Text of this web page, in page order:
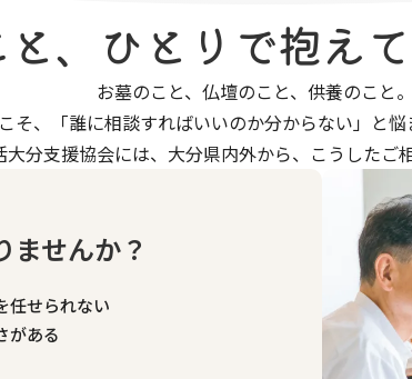
、​ひとりで​抱え
お墓のこと、仏壇のこと、供養のこと。
そ、「誰に相談すればいいのか分からない」と悩
大分支援協会には、大分県内外から、こうしたご
ませんか？
任せられない
がある